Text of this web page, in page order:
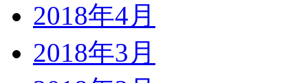
2018年4月
2018年3月